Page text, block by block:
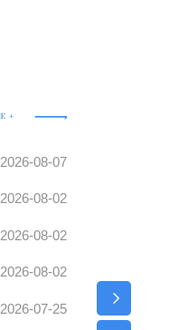
2026-08-07
2026-08-02
2026-08-02
2026-08-02
2026-07-25